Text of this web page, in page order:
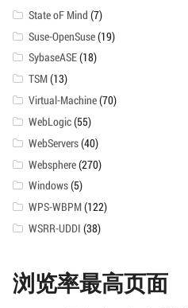
State oF Mind (7)
Suse-OpenSuse(19)
SybaseASE(18)
TSM(13)
Virtual-Machine(70)
WebLogic(55)
WebServers(40)
Websphere(270)
Windows(5)
WPS-WBPM(122)
WSRR-UDDI (38)
浏览率最高页面